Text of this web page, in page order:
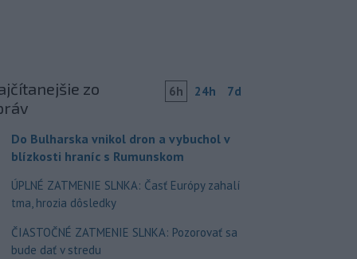
zo
6h 24h 7d
Do Bulharska vnikol dron a vybuchol v
blízkosti hraníc s Rumunskom
ÚPLNÉ ZATMENIE SLNKA: Časť Európy zahalí
tma, hrozia dôsledky
ČIASTOČNÉ ZATMENIE SLNKA: Pozorovať sa
bude dať v stredu